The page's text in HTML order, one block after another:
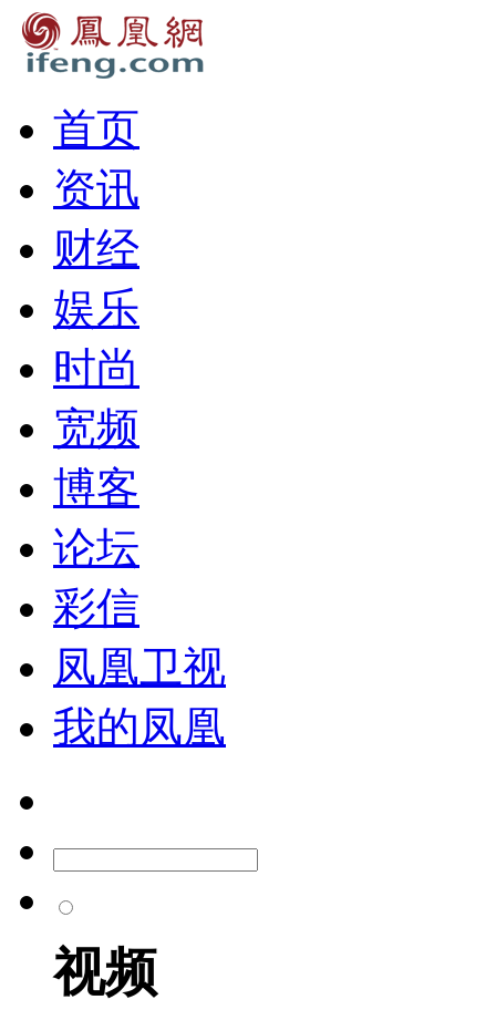
首页
资讯
财经
娱乐
时尚
宽频
博客
论坛
彩信
凤凰卫视
我的凤凰
视频